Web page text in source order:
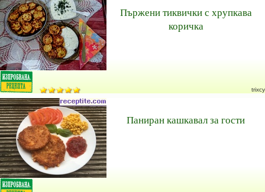
Пържени тиквички с хрупкава
коричка
trixcy
Паниран кашкавал за гости